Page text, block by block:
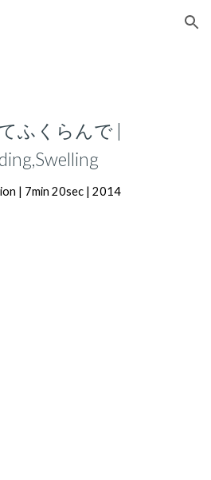
Skip to navigation
ふくらんで |
| 7min 20sec | 2014